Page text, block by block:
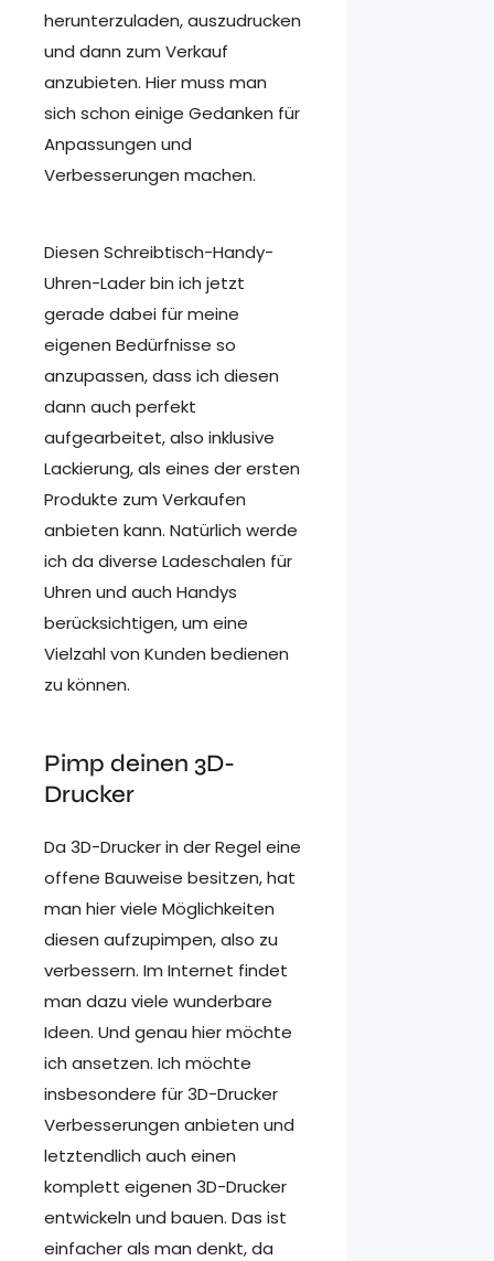
herunterzuladen, auszudrucken
und dann zum Verkauf
anzubieten. Hier muss man
sich schon einige Gedanken für
Anpassungen und
Verbesserungen machen.
Diesen Schreibtisch-Handy-
Uhren-Lader bin ich jetzt
gerade dabei für meine
eigenen Bedürfnisse so
anzupassen, dass ich diesen
dann auch perfekt
aufgearbeitet, also inklusive
Lackierung, als eines der ersten
Produkte zum Verkaufen
anbieten kann. Natürlich werde
ich da diverse Ladeschalen für
Uhren und auch Handys
berücksichtigen, um eine
Vielzahl von Kunden bedienen
zu können.
Pimp deinen 3D-
Drucker
Da 3D-Drucker in der Regel eine
offene Bauweise besitzen, hat
man hier viele Möglichkeiten
diesen aufzupimpen, also zu
verbessern. Im Internet findet
man dazu viele wunderbare
Ideen. Und genau hier möchte
ich ansetzen. Ich möchte
insbesondere für 3D-Drucker
Verbesserungen anbieten und
letztendlich auch einen
komplett eigenen 3D-Drucker
entwickeln und bauen. Das ist
einfacher als man denkt, da